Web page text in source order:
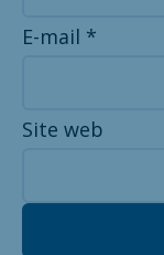
E-mail *
Site web